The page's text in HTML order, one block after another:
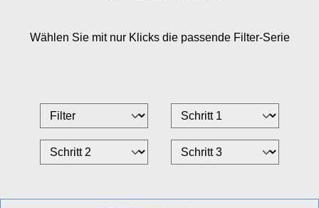
Wählen Sie mit nur Klicks die passende Filter-Serie